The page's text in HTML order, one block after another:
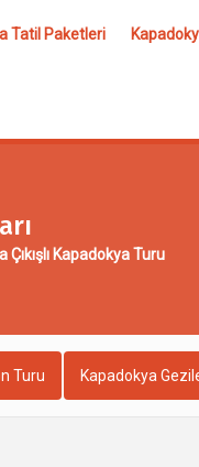
Tatil Paketleri
Çıkışlı Kapadokya Turu
Turu Kapadokya